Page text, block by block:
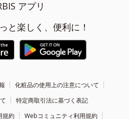
アプリ
と楽しく、便利に！
化粧品の使用上の注意について
特定商取引法に基づく表記
規約
Webコミュニティ利用規約